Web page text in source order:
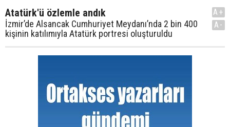
Atatürk'ü özlemle andık
İzmir’de Alsancak Cumhuriyet Meydanı’nda 2 bin 400
kişinin katılımıyla Atatürk portresi oluşturuldu
A+
A-